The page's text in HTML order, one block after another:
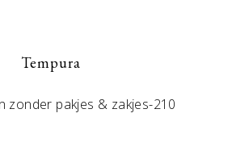
Tempura
zonder pakjes & zakjes-210